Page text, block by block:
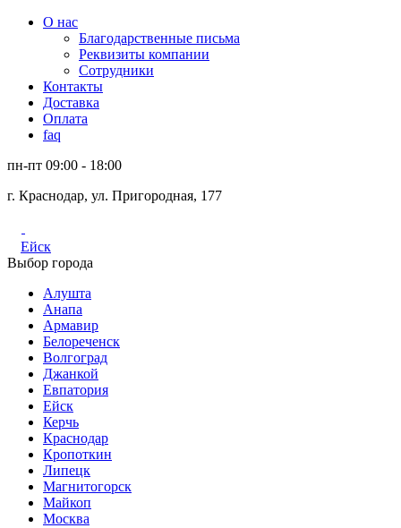
О нас
Благодарственные письма
Реквизиты компании
Сотрудники
Контакты
Доставка
Оплата
faq
пн-пт 09:00 - 18:00
г. Краснодар, ул. Пригородная, 177
Ейск
Выбор города
Алушта
Анапа
Армавир
Белореченск
Волгоград
Джанкой
Евпатория
Ейск
Керчь
Краснодар
Кропоткин
Липецк
Магнитогорск
Майкоп
Москва